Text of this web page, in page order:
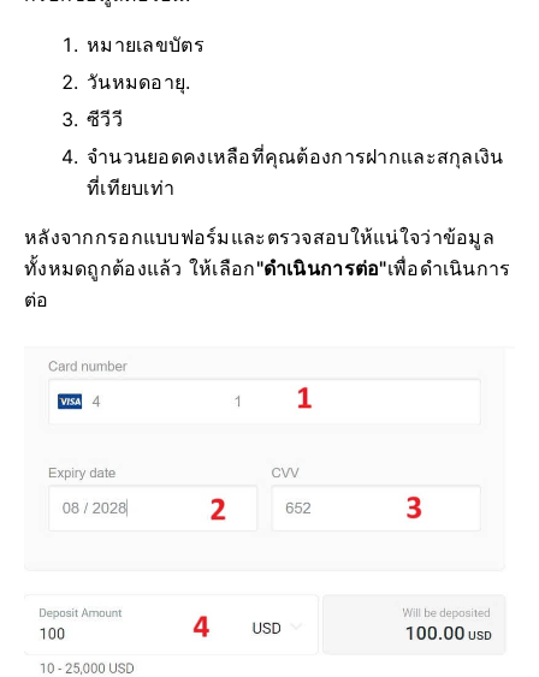
หมายเลขบัตร
วันหมดอายุ.
ซีวีวี
จำนวนยอดคงเหลือที่คุณต้องการฝากและสกุลเงิน
ที่เทียบเท่า
หลังจากกรอกแบบฟอร์มและตรวจสอบให้แน่ใจว่าข้อมูล
ทั้งหมดถูกต้องแล้ว ให้เลือก"ดำเนินการต่อ"เพื่อดำเนินการ
ต่อ